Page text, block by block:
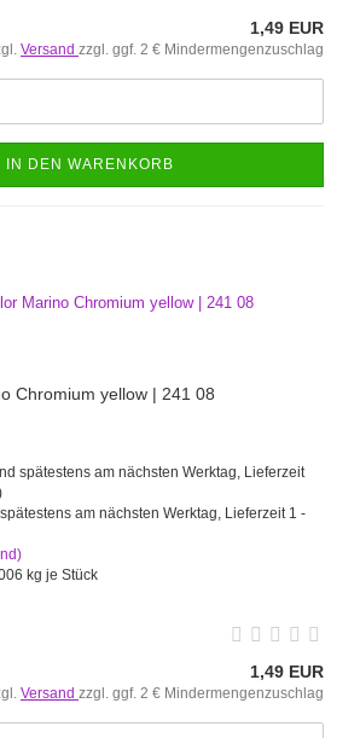
1,49 EUR
Versand zzgl. ggf. 2 € Mindermengenzuschlag
IN DEN WARENKORB
Chromium yellow | 241 08
am nächsten Werktag, Lieferzeit 1 -
kg je Stück
1,49 EUR
Versand zzgl. ggf. 2 € Mindermengenzuschlag